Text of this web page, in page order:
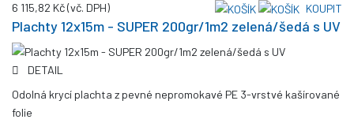
6 115,82 Kč(vč. DPH) KOUPIT
Plachty 12x15m - SUPER 200gr/1m2 zelená/šedá s UV
DETAIL
Odolná krycí plachta z pevné nepromokavé PE 3-vrstvé kašírované
folie